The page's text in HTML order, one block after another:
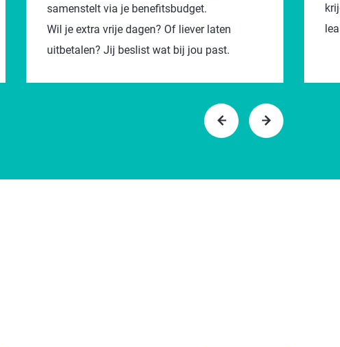
samenstelt via je benefitsbudget.
Wil je extra vrije dagen? Of liever laten
uitbetalen? Jij beslist wat bij jou past.